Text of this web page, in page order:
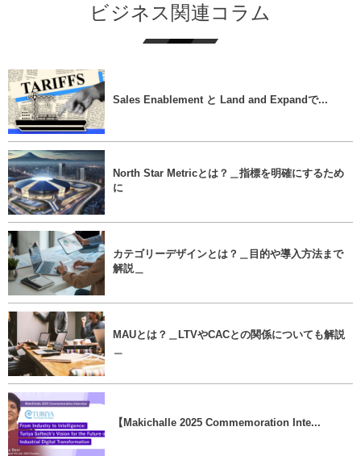
ビジネス関連コラム
Sales Enablement と Land and Expandで...
North Star Metricとは？＿指標を明確にするため
に
カテゴリーデザインとは？＿目的や導入方法まで
解説＿
MAUとは？＿LTVやCACとの関係についても解説
【Makichalle 2025 Commemoration Inte...